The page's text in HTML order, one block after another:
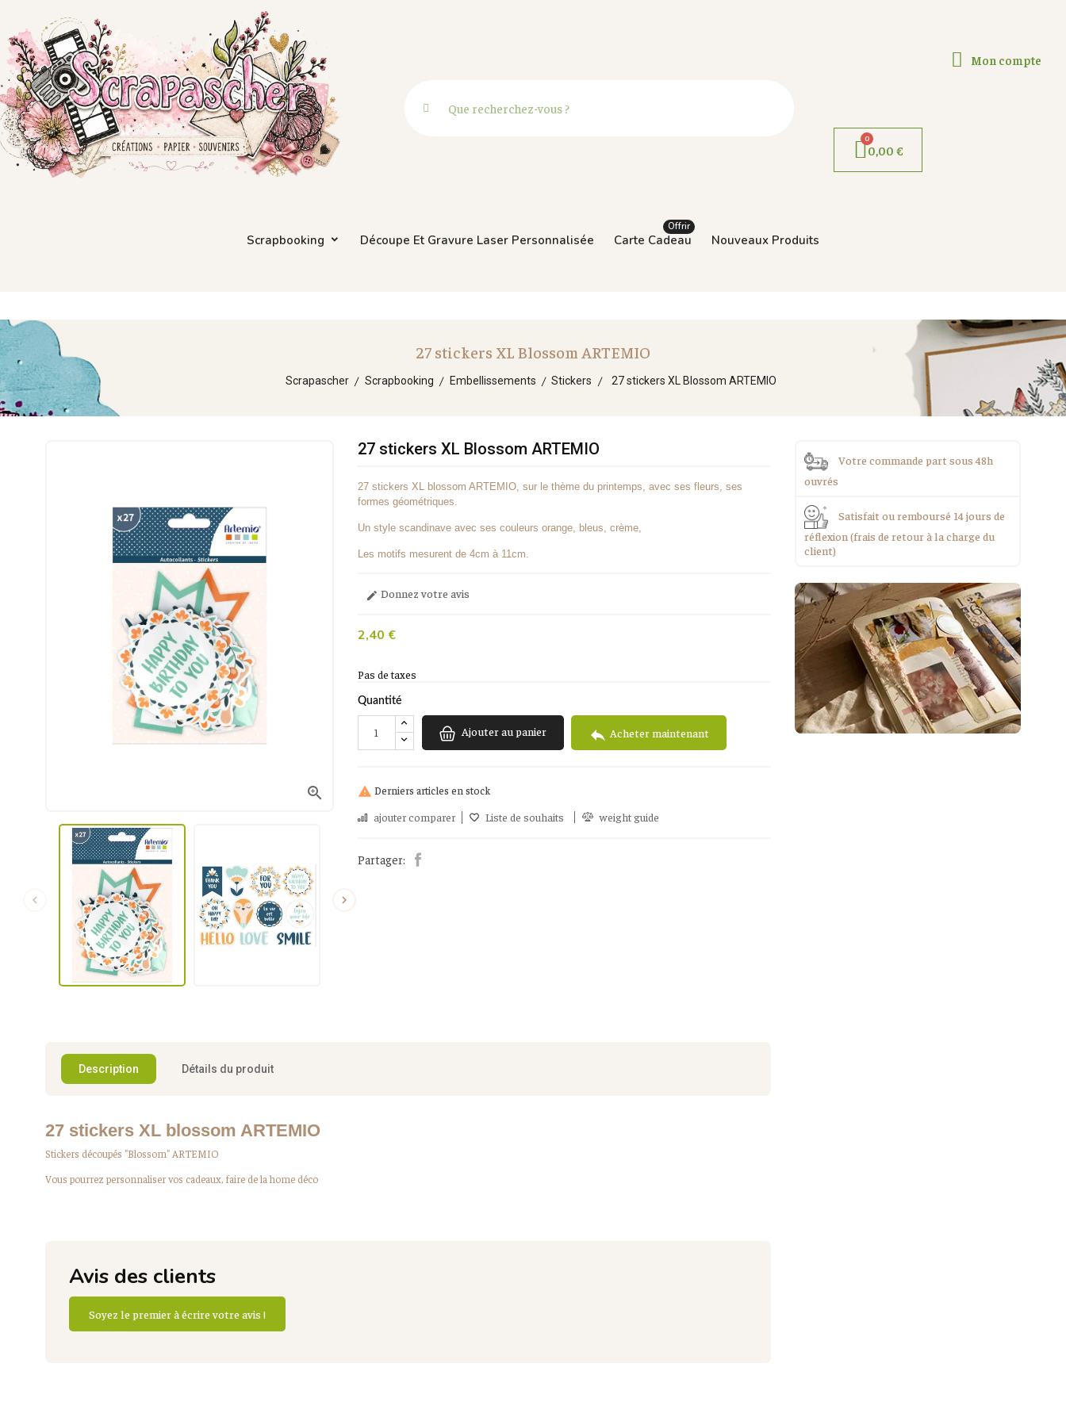
0,00 €
Mon compte
Scrapbooking Découpe Et Gravure Laser Personnalisée Carte Cadeau
Offrir
Nouveaux Produits
27 stickers XL Blossom ARTEMIO
Scrapascher Scrapbooking Embellissements Stickers 27 stickers XL Blossom ARTEMIO

 
27 stickers XL Blossom ARTEMIO
27 stickers XL blossom ARTEMIO, sur le thème du printemps, avec ses fleurs, ses
formes géométriques.
Un style scandinave avec ses couleurs orange, bleus, crème,
Les motifs mesurent de 4cm à 11cm.
 Donnez votre avis
2,40 €
Pas de taxes
Quantité
Ajouter au panier  Acheter maintenant
 Derniers articles en stock
ajouter comparer Liste de souhaits weight guide
Partager:
Description Détails du produit
27 stickers XL blossom ARTEMIO
Stickers découpés "Blossom" ARTEMIO
Vous pourrez personnaliser vos cadeaux, faire de la home déco
Avis des clients
Soyez le premier à écrire votre avis !
Votre commande part sous 48h
ouvrés
Satisfait ou remboursé 14 jours de
réflexion (frais de retour à la charge du
client)